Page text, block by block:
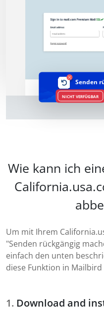
Senden
NICHT VERFÜGBAR
Wie kann ich
Um mit Ihrem
"Senden rückgängig
einfach den unten
diese Funktion in
Download and